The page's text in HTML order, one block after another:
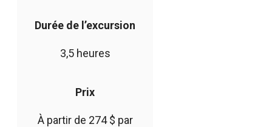
Durée de l’excursion
3,5 heures
Prix
À partir de 274 $ par